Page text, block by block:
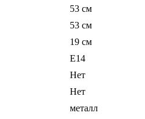
53 см
53 см
19 см
E14
Нет
Нет
металл